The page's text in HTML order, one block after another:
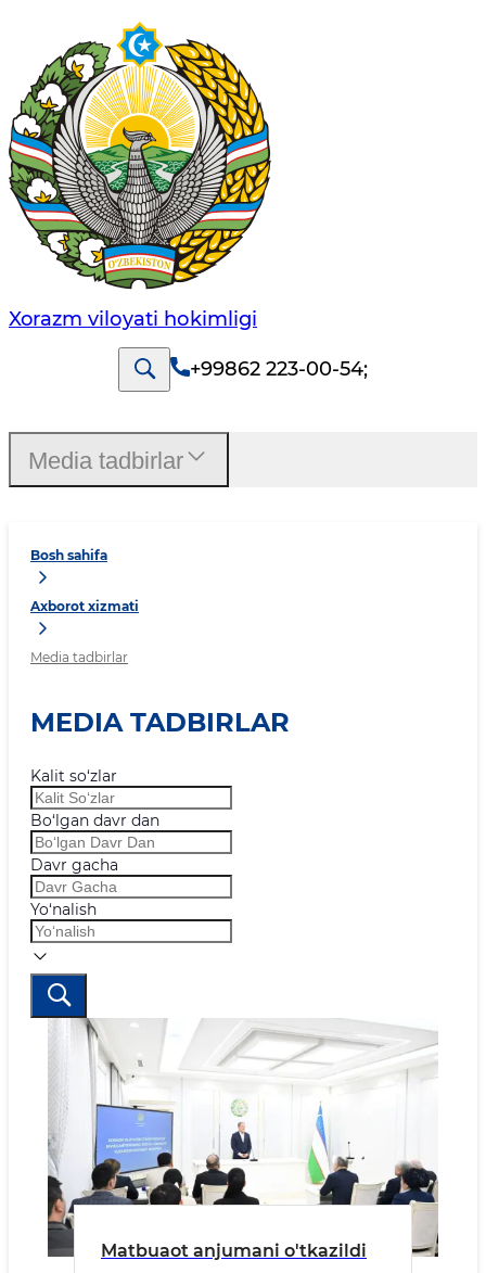
Xorazm vilоyati hоkimligi
+99862 223-00-54;
Bosh sahifa
Axborot xizmati
Media tadbirlar
MEDIA TADBIRLAR
Kalit so‘zlar
Bo‘lgan davr dan
Davr gacha
Yo‘nalish
Matbuaot anjumani o'tkazildi
Media tadbirlar